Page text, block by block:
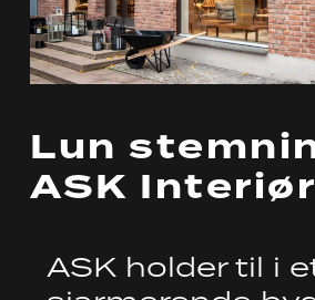
Lun
ASK Interiør
ASK holder til i